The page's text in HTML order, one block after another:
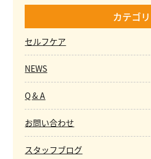
カテゴリ
セルフケア
NEWS
Q & A
お問い合わせ
スタッフブログ